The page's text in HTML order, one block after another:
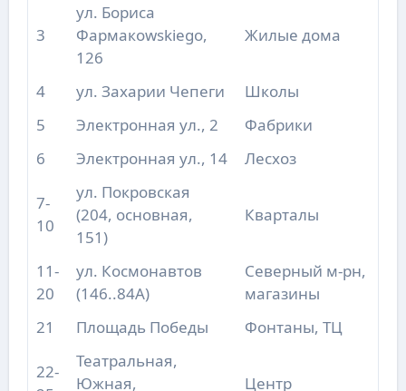
3
ул. Бориса
Фармакowskiego,
126
Жилые дома
4 ул. Захарии Чепеги
Школы
5
Электронная ул., 2
Фабрики
6
Электронная ул., 14 Лесхоз
7-
10
ул. Покровская
(204, основная,
151)
Кварталы
11-
20
ул. Космонавтов
(146..84А)
Северный м-рн,
магазины
21
Площадь Победы Фонтаны, ТЦ
22-
Театральная,
Южная,
Центр